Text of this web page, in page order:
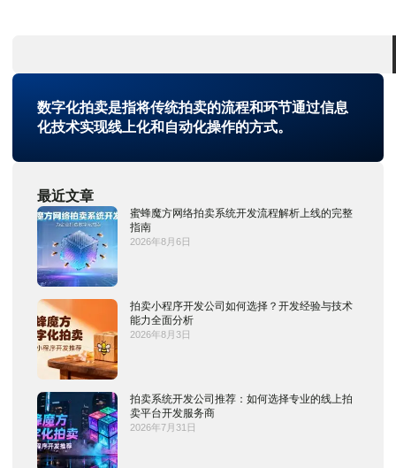
数字化拍卖是指将传统拍卖的流程和环节通过信息
化技术实现线上化和自动化操作的方式。
最近文章
蜜蜂魔方网络拍卖系统开发流程解析上线的完整
指南
2026年8月6日
拍卖小程序开发公司如何选择？开发经验与技术
能力全面分析
2026年8月3日
拍卖系统开发公司推荐：如何选择专业的线上拍
卖平台开发服务商
2026年7月31日